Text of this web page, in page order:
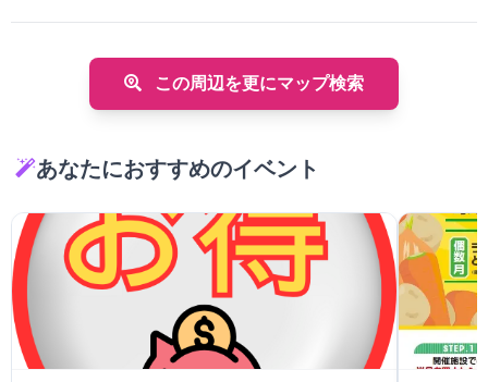
この周辺を更にマップ検索
あなたにおすすめのイベント